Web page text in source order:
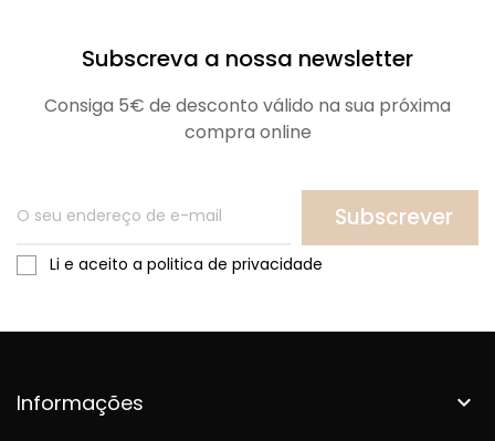
Subscreva a nossa newsletter
Consiga 5€ de desconto válido na sua próxima
compra online
Subscrever
Li e aceito a politica de privacidade
Informações 